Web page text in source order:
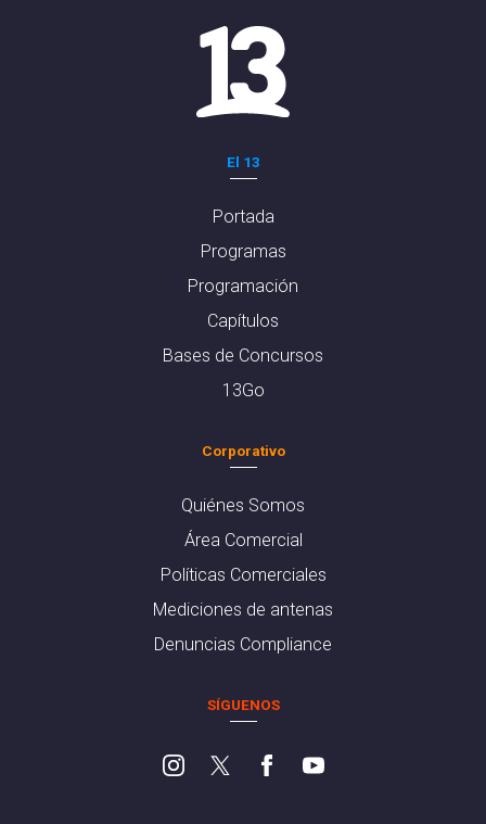
El 13
Portada
Programas
Programación
Capítulos
Bases de Concursos
13Go
Corporativo
Quiénes Somos
Área Comercial
Políticas Comerciales
Mediciones de antenas
Denuncias Compliance
SÍGUENOS